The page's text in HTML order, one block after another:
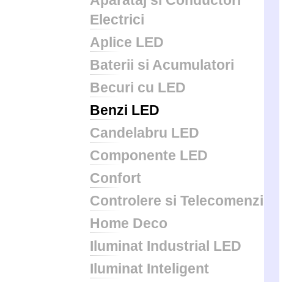
Electrici
Aplice LED
Baterii si Acumulatori
Becuri cu LED
Benzi LED
Candelabru LED
Componente LED
Confort
Controlere si Telecomenzi
Home Deco
Iluminat Industrial LED
Iluminat Inteligent